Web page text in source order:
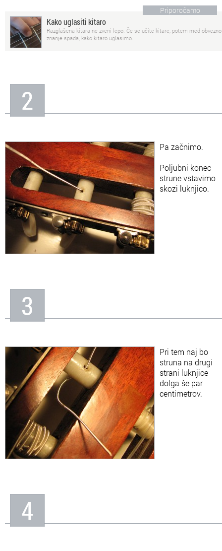
Priporočamo
Kako uglasiti kitaro
Razglašena kitara ne zveni lepo. Če se učite kitare, potem med obvezno
znanje spada, kako kitaro uglasimo.
2
Pa začnimo.
Poljubni konec
strune vstavimo
skozi luknjico.
3
Pri tem naj bo
struna na drugi
strani luknjice
dolga še par
centimetrov.
4